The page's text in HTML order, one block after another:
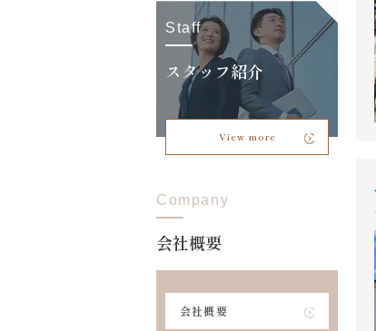
Staff
スタッフ紹介
View more
Company
会社概要
会社概要